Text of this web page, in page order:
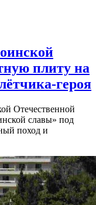
плиту на
героя
Отечественной
славы» под
поход и